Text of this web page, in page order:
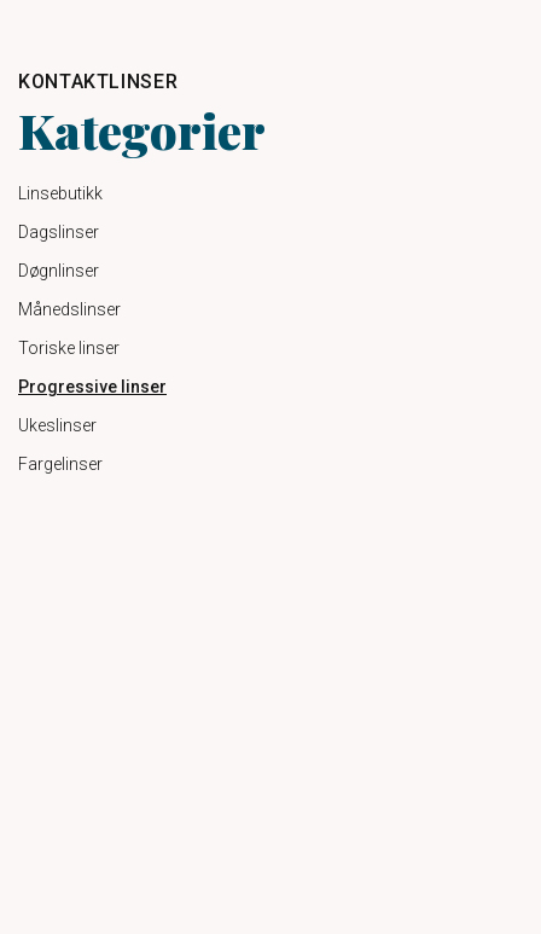
KONTAKTLINSER
Kategorier
Linsebutikk
Dagslinser
Døgnlinser
Månedslinser
Toriske linser
Progressive linser
Ukeslinser
Fargelinser